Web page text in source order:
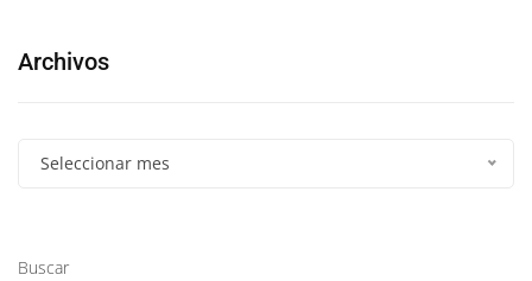
Archivos
Seleccionar mes
Buscar